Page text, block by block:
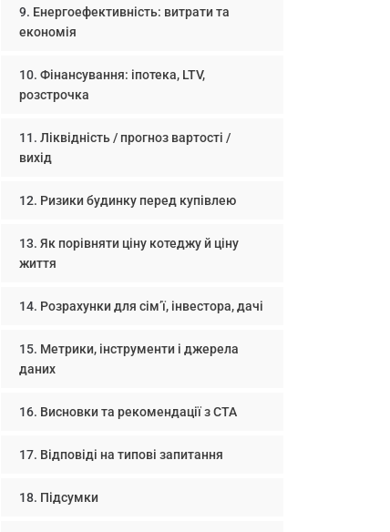
Енергоефективність: витрати та
економія
Фінансування: іпотека, LTV,
розстрочка
Ліквідність / прогноз вартості /
вихід
Ризики будинку перед купівлею
Як порівняти ціну котеджу й ціну
життя
Розрахунки для сім’ї, інвестора, дачі
Метрики, інструменти і джерела
даних
Висновки та рекомендації з CTA
Відповіді на типові запитання
Підсумки